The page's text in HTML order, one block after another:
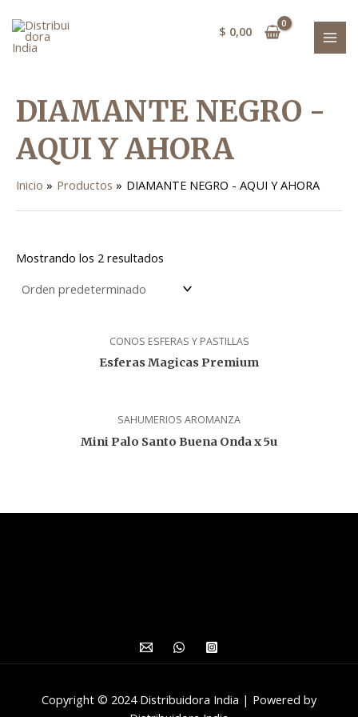
contenido
$ 0,00
DIAMANTE NEGRO -
AQUI Y AHORA
Inicio Productos DIAMANTE NEGRO - AQUI Y AHORA
Mostrando los 2 resultados
CONOS ESFERAS Y PASTILLAS
Esferas Magicas Premium
SAHUMERIOS AROMANZA
Mini Palo Santo Buena Onda x 5u
Copyright © 2024 Distribuidora India | Powered by